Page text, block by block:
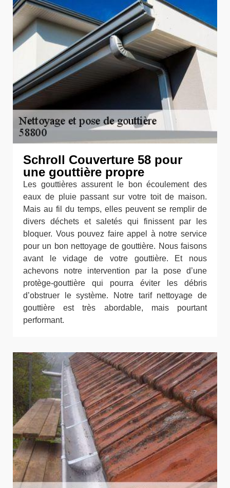
Schroll Couverture 58 pour
une gouttière propre
Les gouttières assurent le bon écoulement des
eaux de pluie passant sur votre toit de maison.
Mais au fil du temps, elles peuvent se remplir de
divers déchets et saletés qui finissent par les
bloquer. Vous pouvez faire appel à notre service
pour un bon nettoyage de gouttière. Nous faisons
avant le vidage de votre gouttière. Et nous
achevons notre intervention par la pose d’une
protège-gouttière qui pourra éviter les débris
d’obstruer le système. Notre tarif nettoyage de
gouttière est très abordable, mais pourtant
performant.